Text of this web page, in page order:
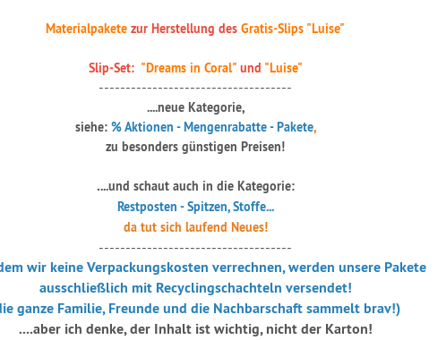
Materialpakete zur Herstellung des Gratis-Slips "Luise"
Slip-Set: "Dreams in Coral"und "Luise"
------------------------------------
....neue Kategorie,
siehe: % Aktionen - Mengenrabatte - Pakete,
zu besonders günstigen Preisen!
....und schaut auch in die Kategorie:
Restposten - Spitzen, Stoffe...
da tut sich laufend Neues!
------------------------------------
wir keine Verpackungskosten verrechnen, werden unsere Pakete
ausschließlich mit Recyclingschachteln versendet!
ganze Familie, Freunde und die Nachbarschaft sammelt brav!)
....aber ich denke, der Inhalt ist wichtig, nicht der Karton!